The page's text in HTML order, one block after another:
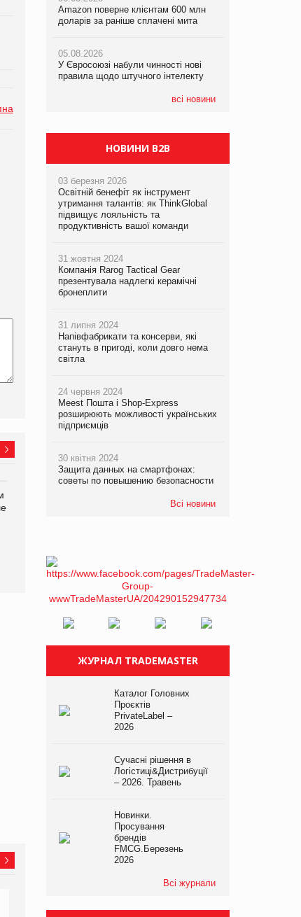
вимагає від Google
Amazon поверне клієнтам 600 млн
доларів за раніше сплачені мита
05.08.2026
У Євросоюзі набули чинності нові
правила щодо штучного інтелекту
всі новини
Amazon поверне клієнтам 600 млн
доларів за раніше сплачені мита
05.08.2026
У Євросоюзі набули чинності нові
правила щодо штучного інтелекту
правила щодо штучного інтелекту
Рекламна платформа вимагає від
Google компенсацію за втрату 6,9
трлн рекламних показів
НОВИНИ B2B
03 березня 2026
Освітній бенефіт як інструмент
утримання талантів: як ThinkGlobal
підвищує лояльність та
продуктивність вашої команди
31 жовтня 2024
Компанія Rarog Tactical Gear
презентувала надлегкі керамічні
бронеплити
31 липня 2024
Напівфабрикати та консерви, які
стануть в пригоді, коли довго нема
світла
24 червня 2024
Meest Пошта і Shop-Express
розширюють можливості українських
підприємців
30 квітня 2024
Защита данных на смартфонах:
советы по повышению безопасности
Всі новини
ЖУРНАЛ TRADEMASTER
Каталог Головних
Проєктів
PrivateLabel –
2026
Сучасні рішення в
Логістиці&Дистрибуції
– 2026. Травень
Новинки.
Просування
брендів
FMCG.Березень
2026
Всі журнали